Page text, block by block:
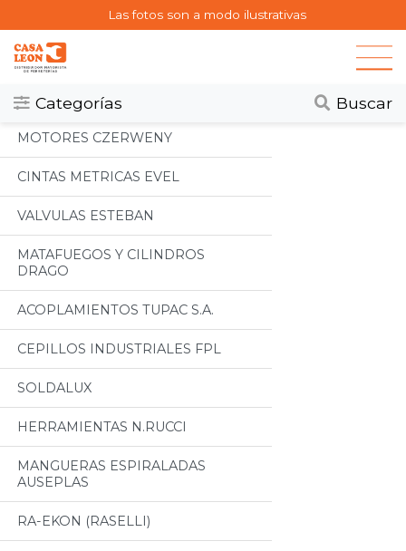
Las fotos son a modo ilustrativas
Categorías Buscar
Categorias
Todos
MOTORES CZERWENY
CINTAS METRICAS EVEL
VALVULAS ESTEBAN
MATAFUEGOS Y CILINDROS
DRAGO
ACOPLAMIENTOS TUPAC S.A.
CEPILLOS INDUSTRIALES FPL
SOLDALUX
HERRAMIENTAS N.RUCCI
MANGUERAS ESPIRALADAS
AUSEPLAS
RA-EKON (RASELLI)